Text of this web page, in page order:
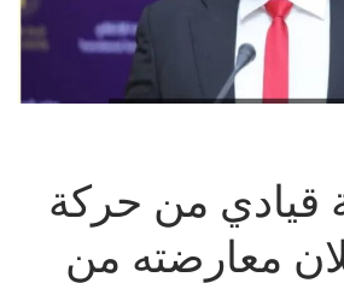
قيادي من حركة
معارضته من